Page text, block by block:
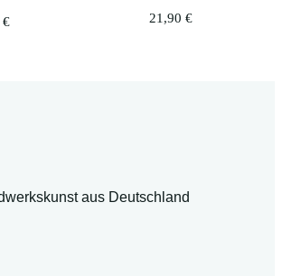
€ 21,90€
aus Deutschland